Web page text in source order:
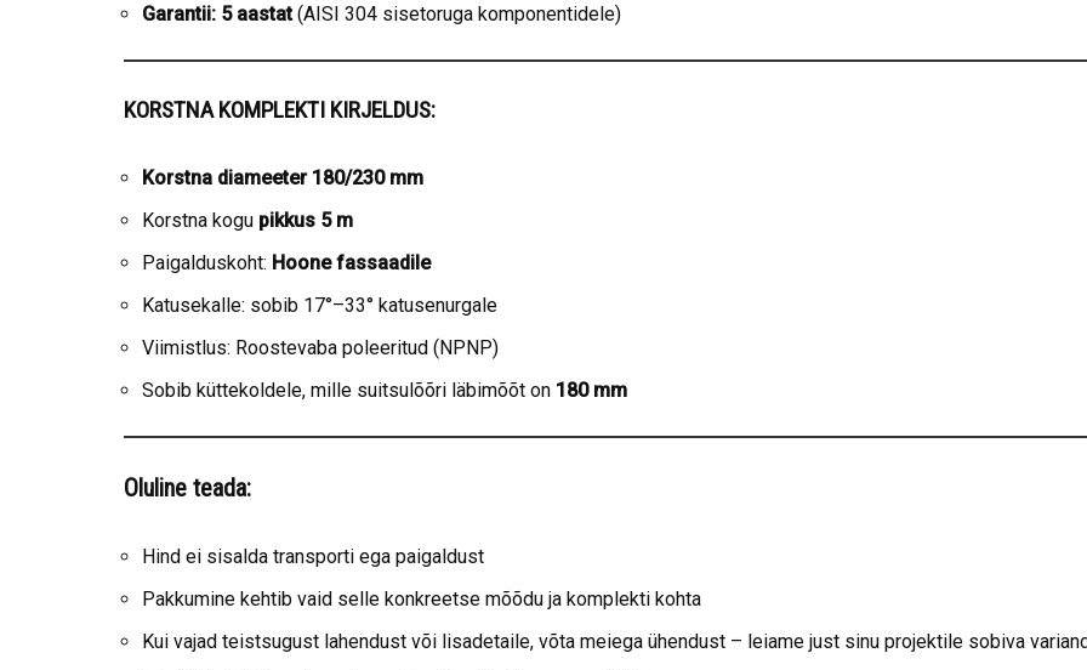
Garantii: 5 aastat(AISI 304 sisetoruga komponentidele)
KORSTNA KOMPLEKTI KIRJELDUS:
Korstna diameeter 180/230 mm
Korstna kogu pikkus 5 m
Paigalduskoht: Hoone fassaadile
Katusekalle: sobib 17°–33° katusenurgale
Viimistlus: Roostevaba poleeritud (NPNP)
Sobib küttekoldele, mille suitsulõõri läbimõõt on 180 mm
Oluline teada:
Hind ei sisalda transporti ega paigaldust
Pakkumine kehtib vaid selle konkreetse mõõdu ja komplekti kohta
Kui vajad teistsugust lahendust või lisadetaile, võta meiega ühendust – leiame just sinu projektile sobiva